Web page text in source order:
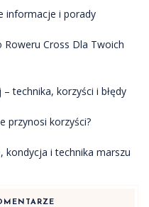
informacje i porady
Roweru Cross Dla Twoich
– technika, korzyści i błędy
przynosi korzyści?
kondycja i technika marszu